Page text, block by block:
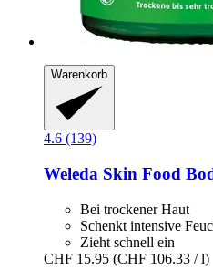
Warenkorb
4.6 (139)
Weleda Skin Food
Bei trockener Haut
Schenkt intensive
Zieht schnell ein
CHF 15.95 (CHF 106.33 / l)